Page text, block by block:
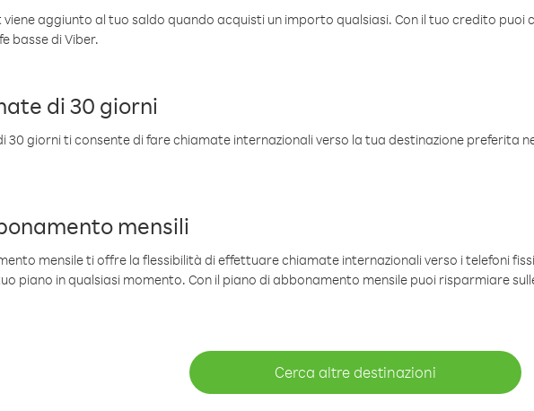
viene aggiunto al tuo saldo quando acquisti un importo qualsiasi. Con il tuo credito puoi
basse di Viber.
di 30 giorni
30 giorni ti consente di fare chiamate internazionali verso la tua destinazione preferita
mensili
mensile ti offre la flessibilità di effettuare chiamate internazionali verso i telefoni
piano in qualsiasi momento. Con il piano di abbonamento mensile puoi risparmiare
Cerca altre destinazioni